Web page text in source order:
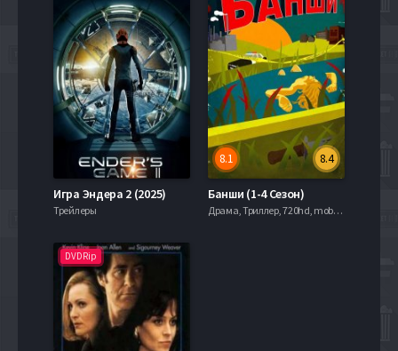
Игра Эндера 2 (2025)
Трейлеры
8.4
8.1
Банши (1-4 Сезон)
Драма, Триллер, 720hd, mobilen,
DVDRip